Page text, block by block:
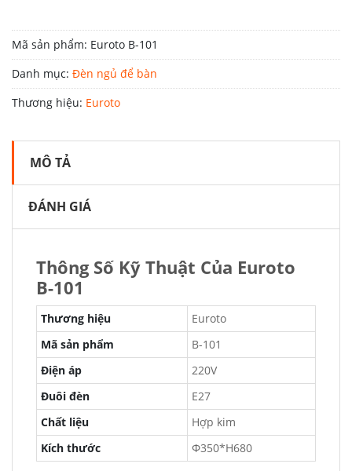
Mã sản phẩm: Euroto B-101
Danh mục: Đèn ngủ để bàn
Thương hiệu: Euroto
MÔ TẢ
ĐÁNH GIÁ
Thông Số Kỹ Thuật Của Euroto
B-101
Thương hiệu
Euroto
Mã sản phẩm
B-101
Điện áp
220V
Đuôi đèn
E27
Chất liệu
Hợp kim
Kích thước
Φ350*H680